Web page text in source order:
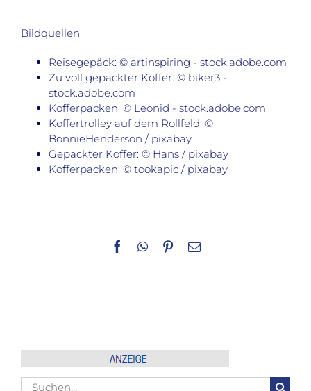
Bildquellen
Reisegepäck: © artinspiring - stock.adobe.com
Zu voll gepackter Koffer: © biker3 -
stock.adobe.com
Kofferpacken: © Leonid - stock.adobe.com
Koffertrolley auf dem Rollfeld: ©
BonnieHenderson / pixabay
Gepackter Koffer: © Hans / pixabay
Kofferpacken: © tookapic / pixabay
Facebook
WhatsApp
Pinterest
E-
Suche